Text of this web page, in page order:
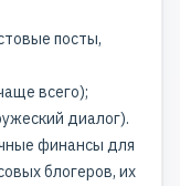
посты,
всего);
диалог).
финансы для
блогеров, их